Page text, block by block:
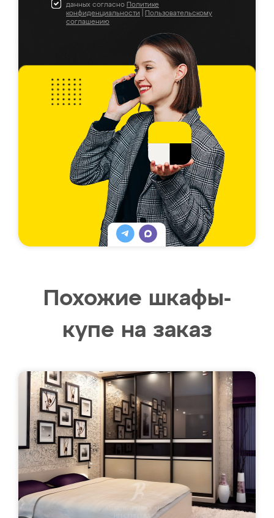
данных согласно Политике
конфиденциальности
Пользовательскому
соглашению
Похожие шкафы-
купе на заказ